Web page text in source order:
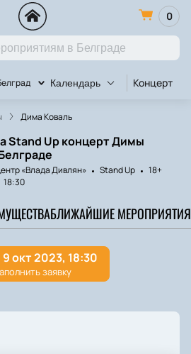
0
Календарь Концерт
Дима Коваль
Stand Up концерт Димы
«Влада Дивлян» Stand Up
18+
18:30
БЛИЖАЙШИЕ МЕРОПРИЯТИЯ